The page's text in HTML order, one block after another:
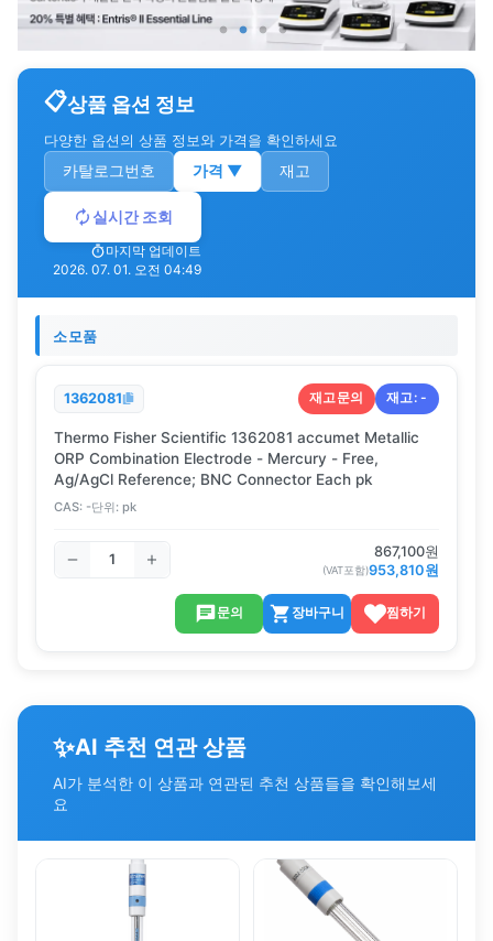
상품 옵션 정보
다양한 옵션의 상품 정보와 가격을 확인하세요
카탈로그번호 가격 ▼ 재고
실시간 조회
마지막 업데이트
2026. 07. 01. 오전 04:49
소모품
1362081 재고문의 재고:-
Thermo Fisher Scientific 1362081 accumet Metallic
ORP Combination Electrode - Mercury - Free,
Ag/AgCl Reference; BNC Connector Each pk
CAS: -단위: pk
867,100원
(VAT포함)953,810원
문의 장바구니 찜하기
✨AI 추천 연관 상품
AI가 분석한 이 상품과 연관된 추천 상품들을 확인해보세
요